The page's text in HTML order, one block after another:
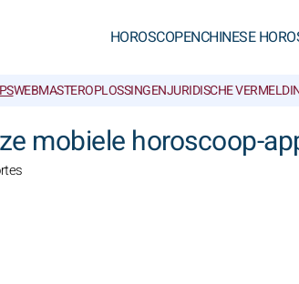
HOROSCOPENCHINESE
WEBMASTEROPLOSSINGENJURIDISCHE
mobiele horoscoop-